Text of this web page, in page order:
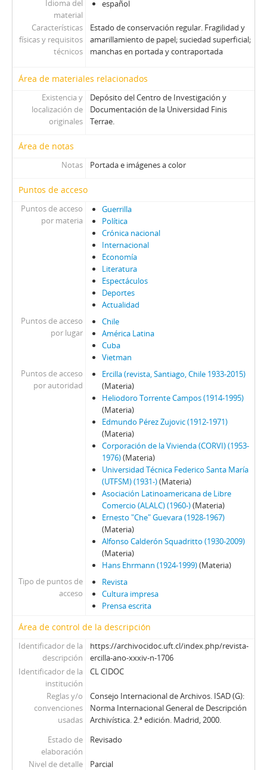
TS - Tribuna Sindical
UL - Unidad y Lucha: Órgano del Comité Central del Partido Socialista
V - Vea
VC - Vía Chilena
Idioma del
material
español
Características
físicas y requisitos
técnicos
Estado de conservación regular. Fragilidad y
amarillamiento de papel; suciedad superficial;
manchas en portada y contraportada
Área de materiales relacionados
Existencia y
localización de
originales
Depósito del Centro de Investigación y
Documentación de la Universidad Finis
Terrae.
Área de notas
Notas Portada e imágenes a color
Puntos de acceso
Puntos de acceso
por materia
Guerrilla
Política
Crónica nacional
Internacional
Economía
Literatura
Espectáculos
Deportes
Actualidad
Puntos de acceso
por lugar
Chile
América Latina
Cuba
Vietman
Puntos de acceso
por autoridad
Ercilla (revista, Santiago, Chile 1933-2015)
(Materia)
Heliodoro Torrente Campos (1914-1995)
(Materia)
Edmundo Pérez Zujovic (1912-1971)
(Materia)
Corporación de la Vivienda (CORVI) (1953-
1976)(Materia)
Universidad Técnica Federico Santa María
(UTFSM) (1931-)(Materia)
Asociación Latinoamericana de Libre
Comercio (ALALC) (1960-)(Materia)
Ernesto "Che" Guevara (1928-1967)
(Materia)
Alfonso Calderón Squadritto (1930-2009)
(Materia)
Hans Ehrmann (1924-1999)(Materia)
Tipo de puntos de
acceso
Revista
Cultura impresa
Prensa escrita
Área de control de la descripción
Identificador de la
descripción
https://archivocidoc.uft.cl/index.php/revista-
ercilla-ano-xxxiv-n-1706
Identificador de la
institución
CL CIDOC
Reglas y/o
convenciones
usadas
Consejo Internacional de Archivos. ISAD (G):
Norma Internacional General de Descripción
Archivística. 2.ª edición. Madrid, 2000.
Estado de
elaboración
Revisado
Nivel de detalle
Parcial